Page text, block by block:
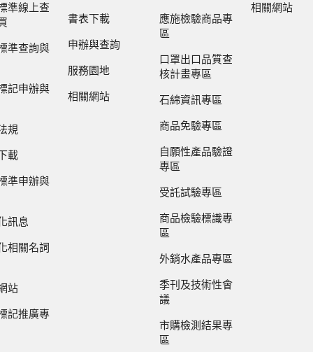
準線上查
準查詢與
記申辦與
規
載
準申辦與
訊息
相關名詞
站
記推廣專
書表下載
申辦與查詢
服務園地
相關網站
應施檢驗商品專
區
口罩出口品質查
核計畫專區
石綿資訊專區
商品免驗專區
自願性產品驗證
專區
受託試驗專區
商品檢驗標識專
區
外銷水產品專區
季刊及技術性會
議
市購檢測結果專
區
相關網站